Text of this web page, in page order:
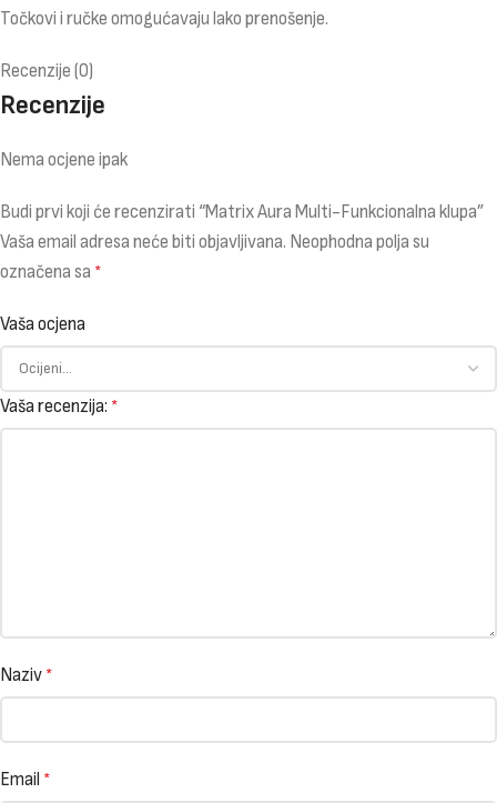
Točkovi i ručke omogućavaju lako prenošenje.
Recenzije (0)
Recenzije
Nema ocjene ipak
Budi prvi koji će recenzirati “Matrix Aura Multi-Funkcionalna klupa”
Vaša email adresa neće biti objavljivana. Neophodna polja su
označena sa *
Vaša ocjena
Vaša recenzija: *
Naziv *
Email *